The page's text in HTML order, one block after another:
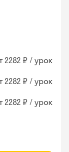
2282 ₽ / урок
2282 ₽ / урок
2282 ₽ / урок